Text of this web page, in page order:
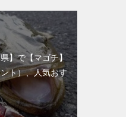
】で【マゴチ】
ト）、人気おす